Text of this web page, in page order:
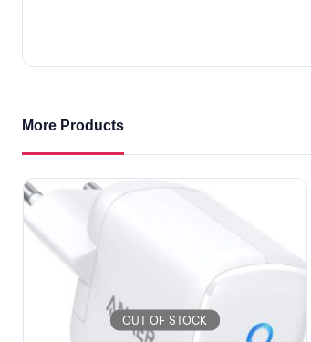
More Products
OUT OF STOCK